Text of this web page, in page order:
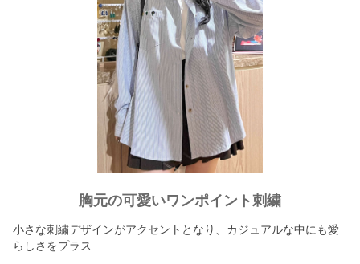
胸元の可愛いワンポイント刺繍
小さな刺繍デザインがアクセントとなり、カジュアルな中にも愛
らしさをプラス